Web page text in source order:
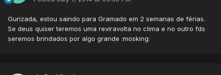
Gurizada, estou saindo para Gramado em 2 semanas de férias.
Se deus quiser teremos uma reviravolta no clima e no outro fds
seremos brindados por algo grande :mosking: